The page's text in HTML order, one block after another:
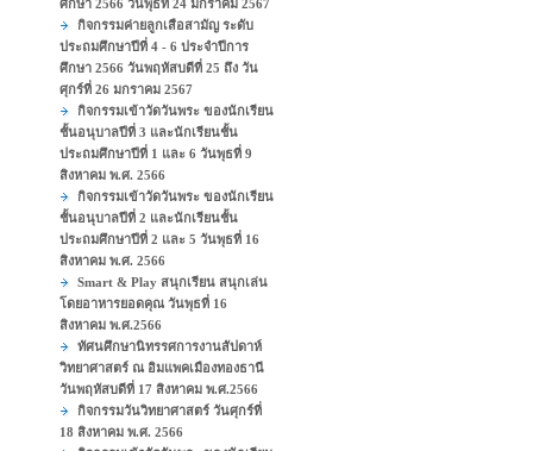
ศึกษา 2566 วันพุธที่ 24 มกราคม 2567
กิจกรรมค่ายลูกเสือสามัญ ระดับ
ประถมศึกษาปีที่ 4 - 6 ประจำปีการ
ศึกษา 2566 วันพฤหัสบดีที่ 25 ถึง วัน
ศุกร์ที่ 26 มกราคม 2567
กิจกรรมเข้าวัดวันพระ ของนักเรียน
ชั้นอนุบาลปีที่ 3 และนักเรียนชั้น
ประถมศึกษาปีที่ 1 และ 6 วันพุธที่ 9
สิงหาคม พ.ศ. 2566
กิจกรรมเข้าวัดวันพระ ของนักเรียน
ชั้นอนุบาลปีที่ 2 และนักเรียนชั้น
ประถมศึกษาปีที่ 2 และ 5 วันพุธที่ 16
สิงหาคม พ.ศ. 2566
Smart & Play สนุกเรียน สนุกเล่น
โดยอาหารยอดคุณ วันพุธที่ 16
สิงหาคม พ.ศ.2566
ทัศนศึกษานิทรรศการงานสัปดาห์
วิทยาศาสตร์ ณ อิมแพคเมืองทองธานี
วันพฤหัสบดีที่ 17 สิงหาคม พ.ศ.2566
กิจกรรมวันวิทยาศาสตร์ วันศุกร์ที่
18 สิงหาคม พ.ศ. 2566